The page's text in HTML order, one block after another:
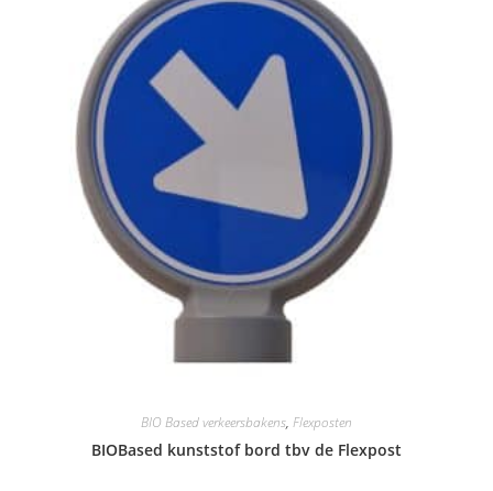
BIO Based verkeersbakens, Flexposten
BIOBased kunststof bord tbv de Flexpost